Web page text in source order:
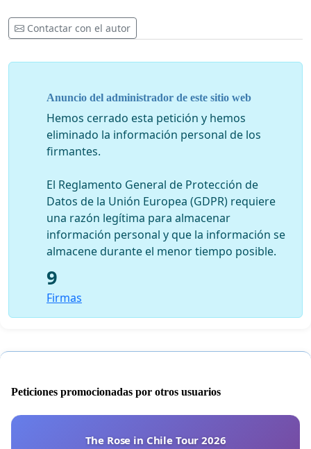
Contactar con el autor
Anuncio del administrador de este sitio web
Hemos cerrado esta petición y hemos
eliminado la información personal de los
firmantes.
El Reglamento General de Protección de
Datos de la Unión Europea (GDPR) requiere
una razón legítima para almacenar
información personal y que la información se
almacene durante el menor tiempo posible.
9
Firmas
Peticiones promocionadas por otros usuarios
The Rose in Chile Tour 2026